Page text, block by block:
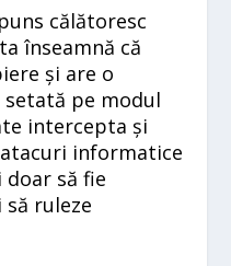
călătoresc
înseamnă că
și are o
pe modul
intercepta și
informatice
doar să fie
ruleze